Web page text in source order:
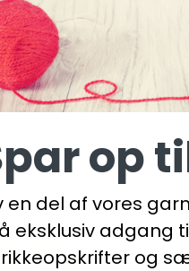
op
en del af vores
eksklusiv adgang
og